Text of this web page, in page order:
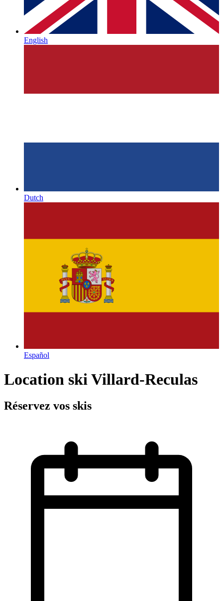
English
Dutch
Español
Location ski Villard-Reculas
Réservez vos skis